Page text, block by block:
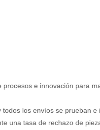
e innovación para
los envíos se prueban e
una tasa de rechazo de